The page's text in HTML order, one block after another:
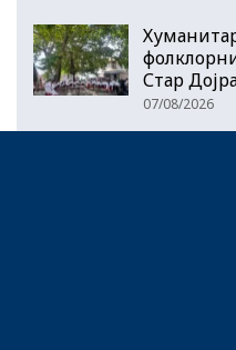
Стар
07/08/2026